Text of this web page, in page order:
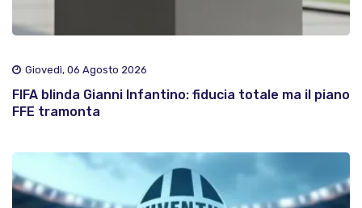
Giovedì, 06 Agosto 2026
FIFA blinda Gianni Infantino: fiducia totale ma il piano
FFE tramonta